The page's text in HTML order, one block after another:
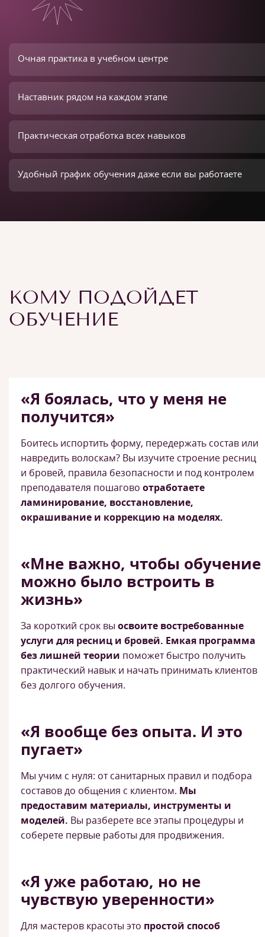
Очная практика в учебном центре
Наставник рядом на каждом этапе
Практическая отработка всех навыков
Удобный график обучения даже если вы работаете
КОМУ ПОДОЙДЕТ
ОБУЧЕНИЕ
«Я боялась, что у меня не
получится»
Боитесь испортить форму, передержать состав или
навредить волоскам? Вы изучите строение ресниц
и бровей, правила безопасности и под контролем
преподавателя пошагово отработаете
ламинирование, восстановление,
окрашивание и коррекцию на моделях.
«Мне важно, чтобы обучение
можно было встроить в
жизнь»
За короткий срок вы освоите востребованные
услуги для ресниц и бровей. Емкая программа
без лишней теории поможет быстро получить
практический навык и начать принимать клиентов
без долгого обучения.
«Я вообще без опыта. И это
пугает»
Мы учим с нуля: от санитарных правил и подбора
составов до общения с клиентом. Мы
предоставим материалы, инструменты и
моделей. Вы разберете все этапы процедуры и
соберете первые работы для продвижения.
«Я уже работаю, но не
чувствую уверенности»
Для мастеров красоты это простой способ